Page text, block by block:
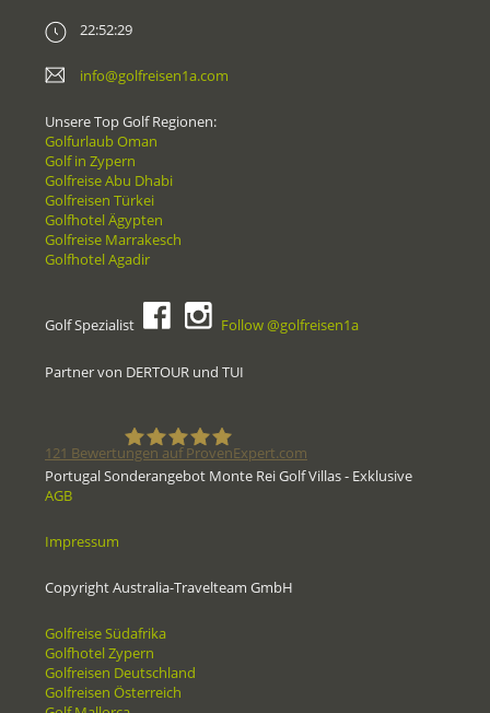
22:52:29
info@golfreisen1a.com
Unsere Top Golf Regionen:
Golfurlaub Oman
Golf in Zypern
Golfreise Abu Dhabi
Golfreisen Türkei
Golfhotel Ägypten
Golfreise Marrakesch
Golfhotel Agadir
Golf Spezialist Follow @golfreisen1a
Partner von DERTOUR und TUI
121 Bewertungen auf ProvenExpert.com
Portugal Sonderangebot Monte Rei Golf Villas - Exklusive
AGB
Impressum
Copyright Australia-Travelteam GmbH
Golfreise Südafrika
Golfhotel Zypern
Golfreisen Deutschland
Golfreisen Österreich